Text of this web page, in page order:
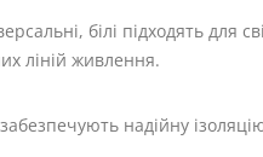
білі підходять для
ліній живлення.
надійну